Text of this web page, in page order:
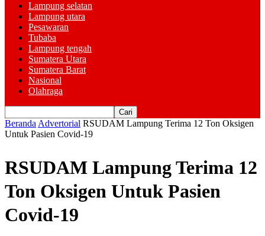
Lampung selatan
Lampung utara
Pesawaran
Tubaba
Lampung tengah
Sumatera Utara
Sumatera Barat
Nasional
Olahraga
Beranda Advertorial RSUDAM Lampung Terima 12 Ton Oksigen
Untuk Pasien Covid-19
RSUDAM Lampung Terima 12
Ton Oksigen Untuk Pasien
Covid-19